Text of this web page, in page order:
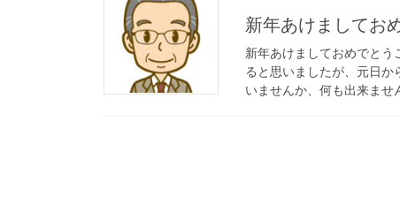
新年あけましてお
新年あけましておめでと
ると思いましたが、元日
いませんか、何も出来ま